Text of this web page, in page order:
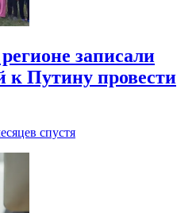
записали
к Путину провести
спустя